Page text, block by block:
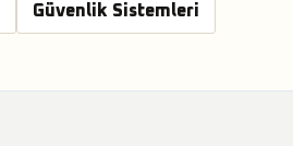
Güvenlik Sistemleri